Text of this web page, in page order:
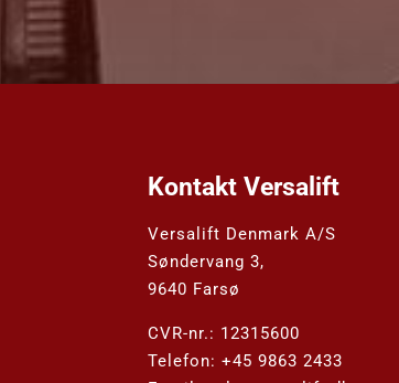
Kontakt Versalift
Versalift Denmark A/S
Søndervang 3,
9640 Farsø
CVR-nr.: 12315600
Telefon:+45 9863 2433